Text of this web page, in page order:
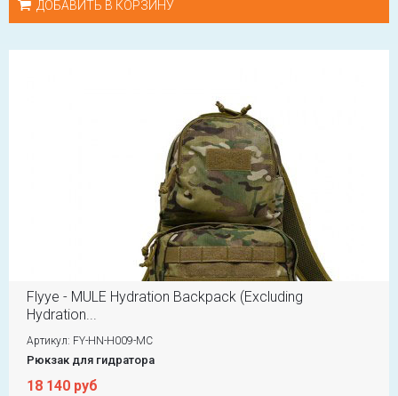
ДОБАВИТЬ В КОРЗИНУ
Flyye - MULE Hydration Backpack (Excluding
Hydration...
Артикул: FY-HN-H009-MC
Рюкзак для гидратора
18 140 руб